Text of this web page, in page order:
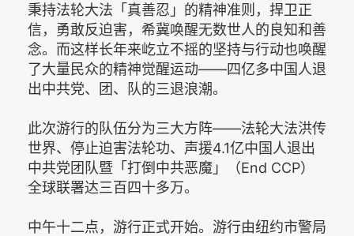
秉持法轮大法「真善忍」的精神准则，捍卫正
信，勇敢反迫害，希冀唤醒无数世人的良知和善
念。而这样长年来屹立不摇的坚持与行动也唤醒
了大量民众的精神觉醒运动——四亿多中国人退
出中共党、团、队的三退浪潮。
此次游行的队伍分为三大方阵——法轮大法洪传
世界、停止迫害法轮功、声援4.1亿中国人退出
中共党团队暨「打倒中共恶魔」（End CCP）
全球联署达三百四十多万。
中午十二点，游行正式开始。游行由纽约市警局